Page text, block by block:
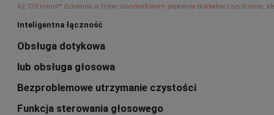
Aż 120 minut* działania w trybie standardowym zapewnia dokładne czyszczenie,
Inteligentna łączność
Obsługa dotykowa
lub obsługa głosowa
Bezproblemowe utrzymanie czystości
Funkcja sterowania głosowego